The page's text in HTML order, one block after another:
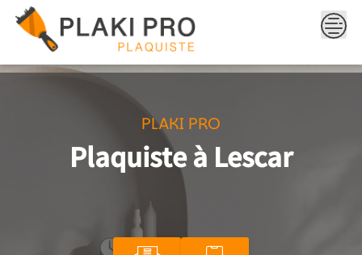
content
PLAKI PRO
Plaquiste à Lescar